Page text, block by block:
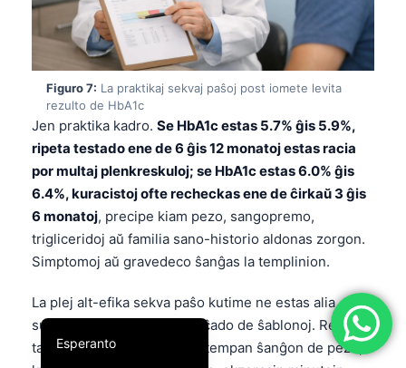
Figuro 7: La praktikaj sekvaj paŝoj post iomete levita
rezulto de HbA1c
Jen praktika kadro. Se HbA1c estas 5.7% ĝis 5.9%,
ripeta testado ene de 6 ĝis 12 monatoj estas racia
por multaj plenkreskuloj; se HbA1c estas 6.0% ĝis
6.4%, kuracistoj ofte recheckas ene de ĉirkaŭ 3 ĝis
6 monatoj, precipe kiam pezo, sangopremo,
trigliceridoj aŭ familia sano-historio aldonas zorgon.
Simptomoj aŭ gravedeco ŝanĝas la templinion.
La plej alt-efika sekva paŝo kutime ne estas alia
suplemento. Temas pri serĉado de ŝablonoj. Reviziu
talian cirkonferencon, lastatempan ŝanĝon de pezo,
Esperanto
English
العربية
Français
עִבְרִית
Italiano
Español
Português
Ελληνικά
Türkçe
Română